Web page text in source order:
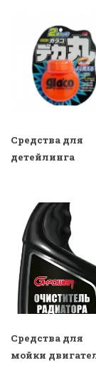
Средства для
детейлинга
Средства для
мойки